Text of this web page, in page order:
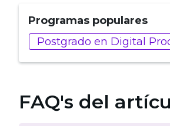
Programas populares
Postgrado en Digital
FAQ's del